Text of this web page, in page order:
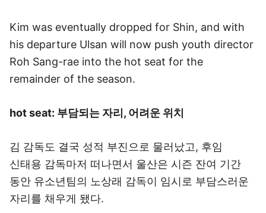
Kim was eventually dropped for Shin, and with
his departure Ulsan will now push youth director
Roh Sang-rae into the hot seat for the
remainder of the season.
hot seat: 부담되는 자리, 어려운 위치
김 감독도 결국 성적 부진으로 물러났고, 후임
신태용 감독마저 떠나면서 울산은 시즌 잔여 기간
동안 유소년팀의 노상래 감독이 임시로 부담스러운
자리를 채우게 됐다.